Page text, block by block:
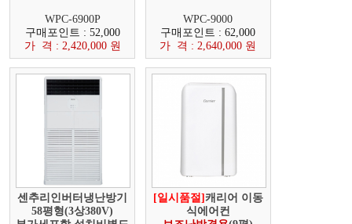
WPC-6900P
구매포인트 : 52,000
가 격 : 2,420,000 원
WPC-9000
구매포인트 : 62,000
가 격 : 2,640,000 원
센추리인버터냉난방기
58평형(3상380V)
[일시품절]캐리어 이동
식에어컨